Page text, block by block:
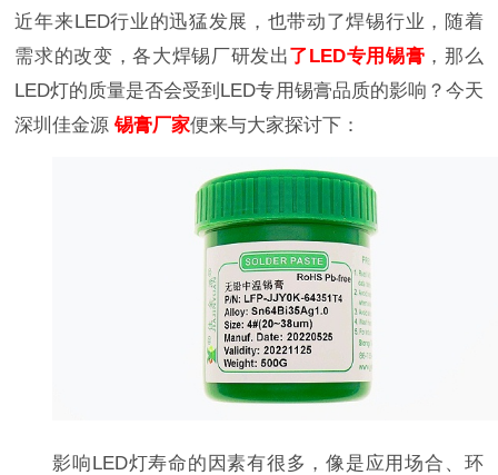
近年来LED行业的迅猛发展，也带动了焊锡行业，随着
需求的改变，各大焊锡厂研发出了LED专用锡膏 ，那么
LED灯的质量是否会受到LED专用锡膏品质的影响？今天
深圳佳金源锡膏厂家便来与大家探讨下：
影响LED灯寿命的因素有很多，像是应用场合、环